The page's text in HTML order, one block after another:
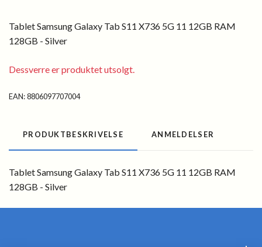
Tablet Samsung Galaxy Tab S11 X736 5G 11 12GB RAM
128GB - Silver
Dessverre er produktet utsolgt.
EAN:8806097707004
PRODUKTBESKRIVELSE ANMELDELSER
Tablet Samsung Galaxy Tab S11 X736 5G 11 12GB RAM
128GB - Silver